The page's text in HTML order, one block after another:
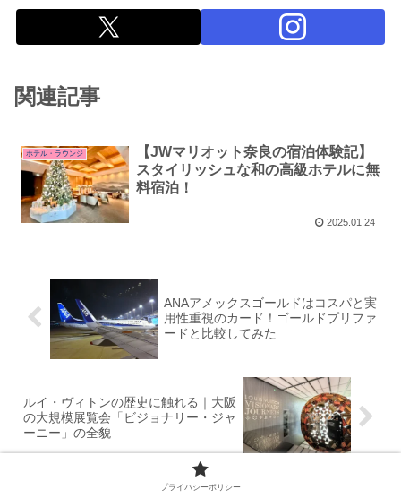
関連記事
ホテル・ラウンジ
【JWマリオット奈良の宿泊体験記】
スタイリッシュな和の高級ホテルに無
料宿泊！
2025.01.24
ANAアメックスゴールドはコスパと実
用性重視のカード！ゴールドプリファ
ードと比較してみた
ルイ・ヴィトンの歴史に触れる｜大阪
の大規模展覧会「ビジョナリー・ジャ
ーニー」の全貌
プライバシーポリシー